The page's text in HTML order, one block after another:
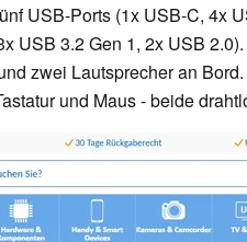
USB-Ports (1x USB-C, 4x
USB 3.2 Gen 1, 2x USB
zwei Lautsprecher an
und Maus - beide